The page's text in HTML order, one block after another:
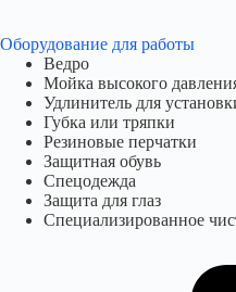
Оборудование для работы​
Ведро
Мойка высокого
Удлинитель для
Губка или тряпки
Резиновые перчатки
Защитная обувь
Спецодежда
Защита для глаз
Специализированное